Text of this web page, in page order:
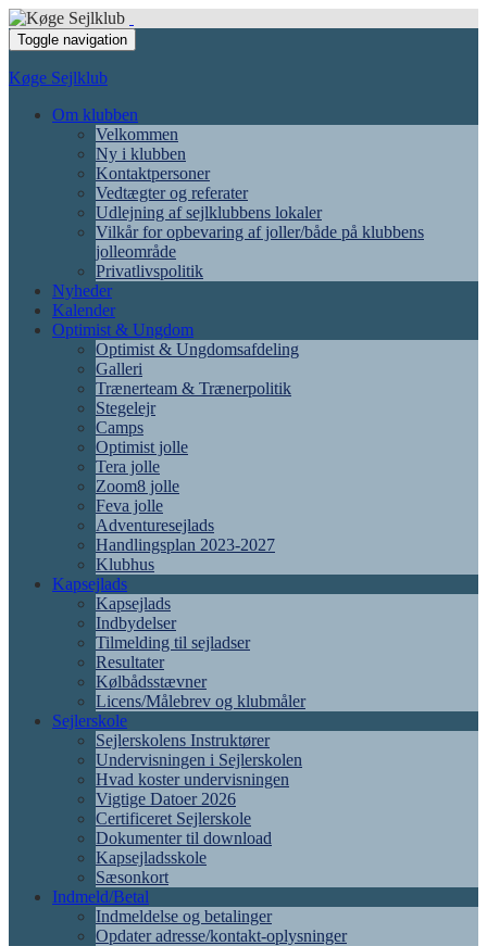
Toggle navigation
Køge Sejlklub
Om klubben
Velkommen
Ny i klubben
Kontaktpersoner
Vedtægter og referater
Udlejning af sejlklubbens lokaler
Vilkår for opbevaring af joller/både på klubbens
jolleområde
Privatlivspolitik
Nyheder
Kalender
Optimist & Ungdom
Optimist & Ungdomsafdeling
Galleri
Trænerteam & Trænerpolitik
Stegelejr
Camps
Optimist jolle
Tera jolle
Zoom8 jolle
Feva jolle
Adventuresejlads
Handlingsplan 2023-2027
Klubhus
Kapsejlads
Kapsejlads
Indbydelser
Tilmelding til sejladser
Resultater
Kølbådsstævner
Licens/Målebrev og klubmåler
Sejlerskole
Sejlerskolens Instruktører
Undervisningen i Sejlerskolen
Hvad koster undervisningen
Vigtige Datoer 2026
Certificeret Sejlerskole
Dokumenter til download
Kapsejladsskole
Sæsonkort
Indmeld/Betal
Indmeldelse og betalinger
Opdater adresse/kontakt-oplysninger